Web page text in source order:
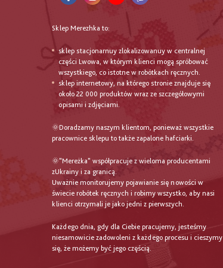
Sklep Merezhka to:
sklep stacjonarnuy zlokalizowanuy w centralnej
części Lwowa, w którym klienci mogą spróbować
wszystkiego, co istotne w robótkach ręcznych.
sklep internetowy, na którego stronie znajduje się
około 22 000 produktów wraz ze szczegółowymi
opisami i zdjęciami.
🌞Doradzamy naszym klientom, ponieważ wszystkie
pracownice sklepu to także zapalone hafciarki.
🌞"Mereżka" współpracuje z wieloma producentami
zUkrainy i za granicą.
Uważnie monitorujemy pojawianie się nowości w
świecie robótek ręcznych i robimy wszystko, aby nasi
klienci otrzymali je jako jedni z pierwszych.
Każdego dnia, gdy dla Ciebie pracujemy, jesteśmy
niesamowicie zadowoleni z każdego procesu i cieszymy
się, że możemy być jego częścią.